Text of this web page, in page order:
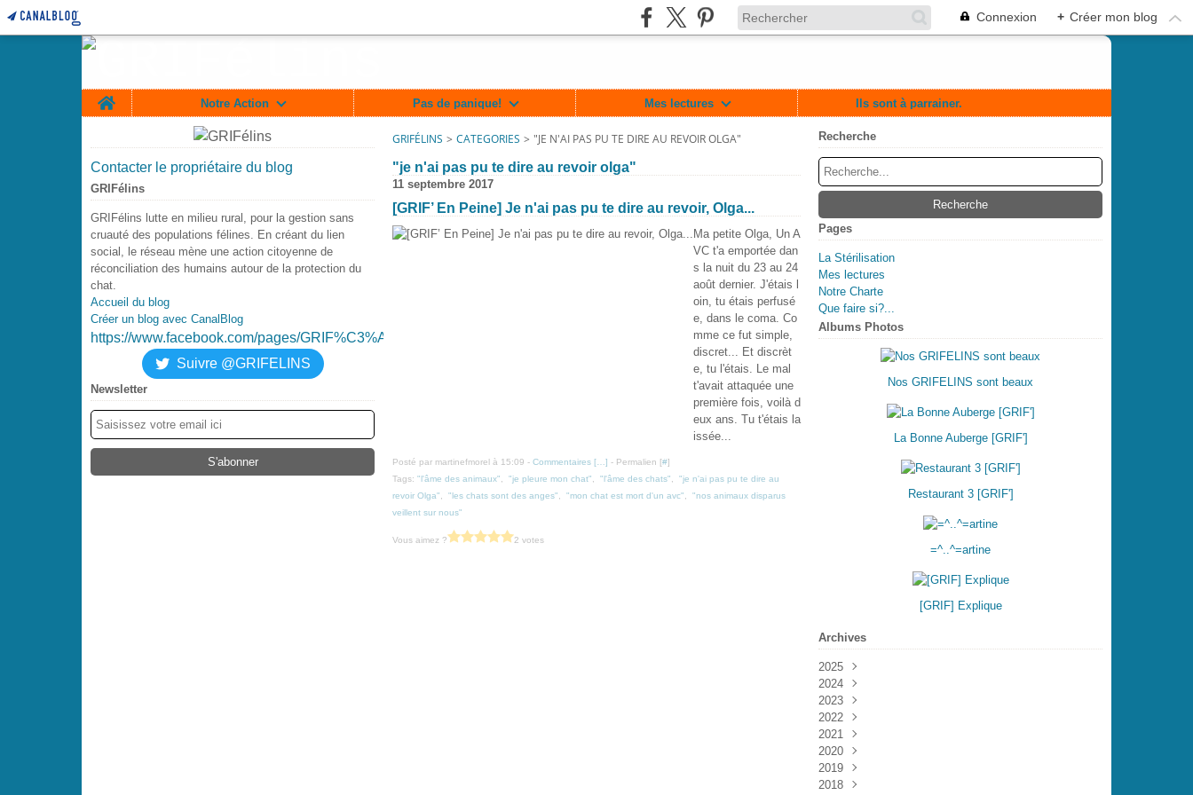
Connexion + Créer mon blog
Home
Notre Action Pas de panique! Mes lectures Ils sont à parrainer.
Contacter le propriétaire du blog
GRIFélins
GRIFélins lutte en milieu rural, pour la gestion sans
cruauté des populations félines. En créant du lien
social, le réseau mène une action citoyenne de
réconciliation des humains autour de la protection du
chat.
Accueil du blog
Créer un blog avec CanalBlog
https://www.facebook.com/pages/GRIF%C3%A9lin/717364701625477
Suivre @GRIFELINS
Newsletter
GRIFÉLINS > CATEGORIES > "JE N'AI PAS PU TE DIRE AU REVOIR OLGA"
"je n'ai pas pu te dire au revoir olga"
11 septembre 2017
[GRIF’ En Peine] Je n'ai pas pu te dire au revoir, Olga...
Ma petite Olga, Un A
VC t'a emportée dan
s la nuit du 23 au 24
août dernier. J'étais l
oin, tu étais perfusé
e, dans le coma. Co
mme ce fut simple,
discret... Et discrèt
e, tu l'étais. Le mal
t'avait attaquée une
première fois, voilà d
eux ans. Tu t'étais la
issée...
Posté par martinefmorel à 15:09 - Commentaires [ ] - Permalien [#]
Tags: "l'âme des animaux" "je pleure mon chat" "l'âme des chats"
"je n'ai pas pu te dire au
revoir Olga"
"les chats sont des anges" "mon chat est mort d'un avc"
"nos animaux disparus
veillent sur nous"
Vous aimez ? 2 votes
Recherche
Pages
La Stérilisation
Mes lectures
Notre Charte
Que faire si?...
Albums Photos
Nos GRIFELINS sont beaux
La Bonne Auberge [GRIF']
Restaurant 3 [GRIF']
=^..^=artine
[GRIF] Explique
Archives
2025
Août
2024
Mars
Février
2023
Décembre
Novembre
Octobre
Septembre
Août
2022
Décembre
Novembre
Octobre
Septembre
2021
Décembre
Novembre
Octobre
2020
Décembre
Octobre
2019
Décembre
2018